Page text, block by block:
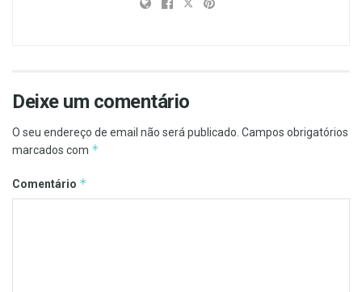
Deixe um comentário
O seu endereço de email não será publicado. Campos obrigatórios
marcados com *
Comentário *